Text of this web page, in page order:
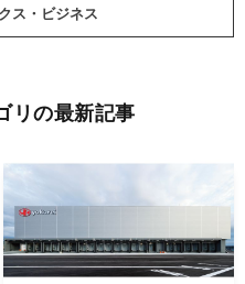
ス・ビジネス
リの最新記事